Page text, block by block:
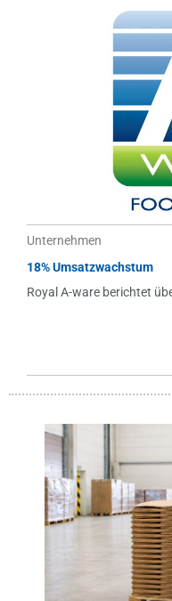
Unternehmen
18% Umsatzwachstum
Royal A-ware berichtet